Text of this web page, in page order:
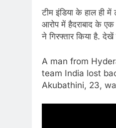
टीम इंडिया के हाल ही
आरोप में हैदराबाद के एक
ने गिरफ्तार किया है. देखें
A man from
team India lost
Akubathini, 23,